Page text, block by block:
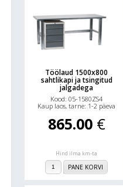
Töölaud 1500x800
sahtlikapi ja tsingitud
jalgadega
Kood: 05-1580ZS4
Kaup laos, tarne: 1-2 päeva
865.00 €
Hind ilma km-ta
PANE KORVI